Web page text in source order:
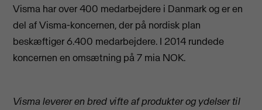
Visma har over 400 medarbejdere i Danmark og er en
del af Visma-koncernen, der på nordisk plan
beskæftiger 6.400 medarbejdere. I 2014 rundede
koncernen en omsætning på 7 mia NOK.
Visma leverer en bred vifte af produkter og ydelser til